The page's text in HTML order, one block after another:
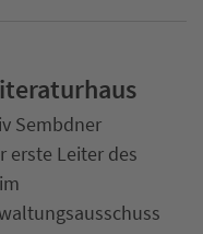
Sembdner
erste Leiter des